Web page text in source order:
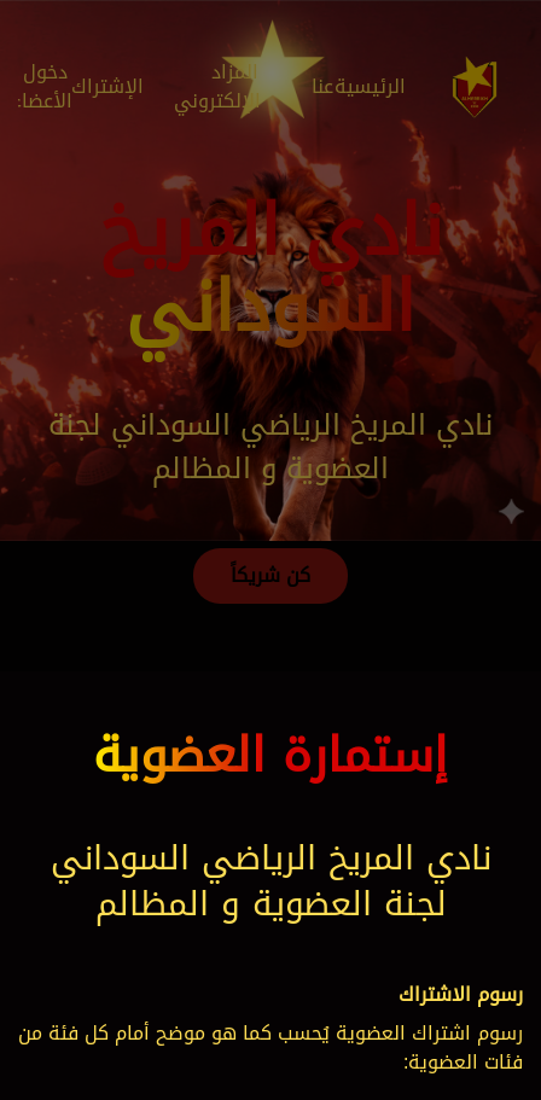
الرئيسيةعنا المزاد
الإلكتروني الإشتراكدخول
الأعضاء
نادي المريخ
السوداني
نادي المريخ الرياضي السوداني لجنة
العضوية و المظالم
كن شريكاً
إستمارة العضوية
نادي المريخ الرياضي السوداني
لجنة العضوية و المظالم
رسوم الاشتراك
رسوم اشتراك العضوية يُحسب كما هو موضح أمام كل فئة من
فئات العضوية: